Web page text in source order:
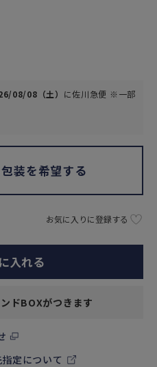
08/08（土） に佐川急便 ※一部
装を希望する
お気に入りに登録する
入れる
ドBOXがつきます
定について